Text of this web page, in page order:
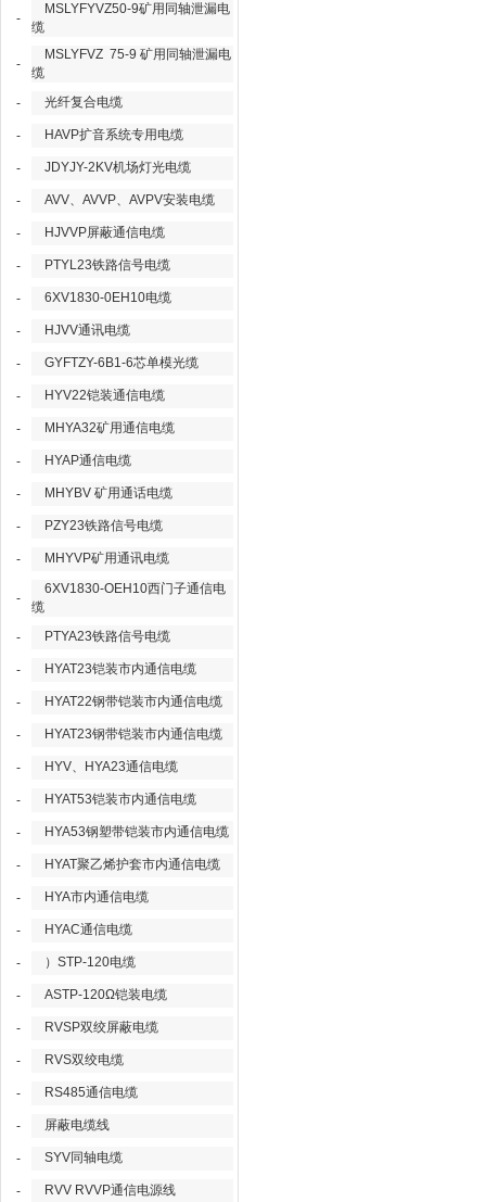
-
MSLYFYVZ50-9矿用同轴泄漏电
缆
-
MSLYFVZ 75-9 矿用同轴泄漏电
缆
-
光纤复合电缆
- HAVP扩音系统专用电缆
- JDYJY-2KV机场灯光电缆
- AVV、AVVP、AVPV安装电缆
- HJVVP屏蔽通信电缆
- PTYL23铁路信号电缆
- 6XV1830-0EH10电缆
- HJVV通讯电缆
- GYFTZY-6B1-6芯单模光缆
- HYV22铠装通信电缆
- MHYA32矿用通信电缆
- HYAP通信电缆
- MHYBV 矿用通话电缆
- PZY23铁路信号电缆
- MHYVP矿用通讯电缆
-
6XV1830-OEH10西门子通信电
缆
-
PTYA23铁路信号电缆
- HYAT23铠装市内通信电缆
- HYAT22钢带铠装市内通信电缆
- HYAT23钢带铠装市内通信电缆
- HYV、HYA23通信电缆
- HYAT53铠装市内通信电缆
- HYA53钢塑带铠装市内通信电缆
- HYAT聚乙烯护套市内通信电缆
- HYA市内通信电缆
- HYAC通信电缆
- ）STP-120电缆
- ASTP-120Ω铠装电缆
- RVSP双绞屏蔽电缆
- RVS双绞电缆
- RS485通信电缆
- 屏蔽电缆线
- SYV同轴电缆
- RVV RVVP通信电源线